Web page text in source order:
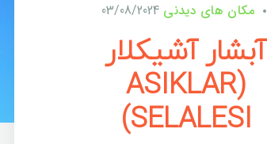
مکان های دیدنی
آبشار آشیکلار
(ASIKLAR
SELALESI)